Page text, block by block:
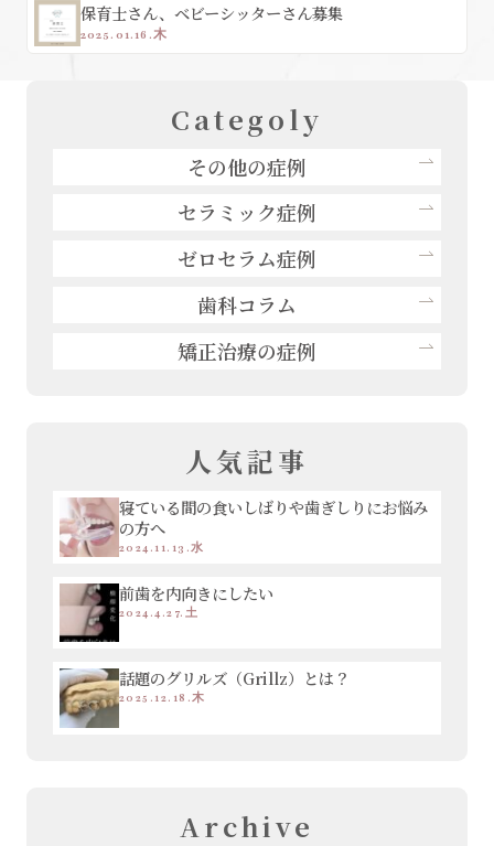
保育士さん、ベビーシッターさん募集
2025.01.16.木
Categoly
その他の症例
セラミック症例
ゼロセラム症例
歯科コラム
矯正治療の症例
人気記事
寝ている間の食いしばりや歯ぎしりにお悩み
の方へ
2024.11.13.水
前歯を内向きにしたい
2024.4.27.土
話題のグリルズ（Grillz）とは？
2025.12.18.木
Archive